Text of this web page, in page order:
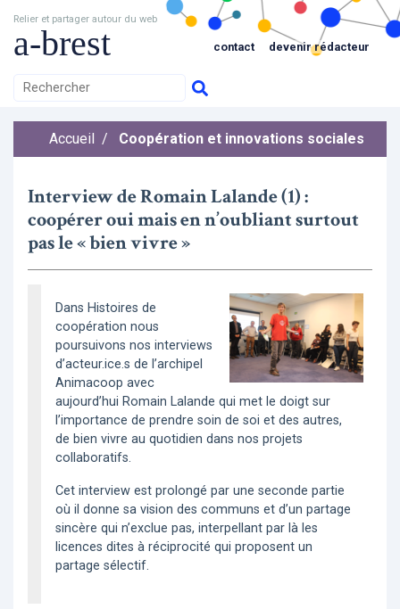
Relier et partager autour du web
a-brest contact devenir rédacteur
Accueil / Coopération et innovations sociales
Interview de Romain Lalande (1) :
coopérer oui mais en n’oubliant surtout
pas le « bien vivre »
Dans Histoires de
coopération nous
poursuivons nos interviews
d’acteur.ice.s de l’archipel
Animacoop avec
aujourd’hui Romain Lalande qui met le doigt sur
l’importance de prendre soin de soi et des autres,
de bien vivre au quotidien dans nos projets
collaboratifs.
Cet interview est prolongé par une seconde partie
où il donne sa vision des communs et d’un partage
sincère qui n’exclue pas, interpellant par là les
licences dites à réciprocité qui proposent un
partage sélectif.